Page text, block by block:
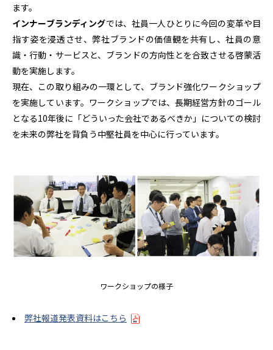
ます。
インナーブランディングでは、社員一人ひとりに今回の変革や目
指す姿を浸透させ、弊社ブランドの価値観を共有し、社員の意
識・行動・サービスと、ブランドの方向性とを合致させる啓蒙活
動を実施します。
現在、この取り組みの一環として、ブランド強化ワークショップ
を実施しています。ワークショップでは、長期経営方針のゴール
となる10年後に「どういった会社であるべきか」についての検討
を未来の弊社を背負う中堅社員を中心に行っています。
ワークショップの様子
弊社報道発表資料はこちら